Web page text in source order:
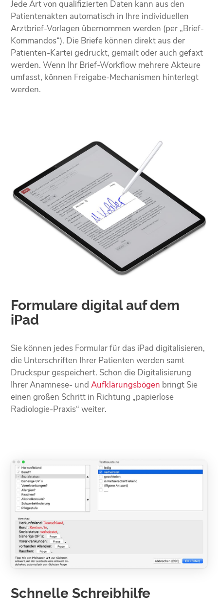
Jede Art von qualifizierten Daten kann aus den
Patienten­akten automatisch in Ihre individuellen
Arztbrief-Vorlagen übernommen werden (per „Brief-
Kommandos“). Die Briefe können direkt aus der
Patienten-Kartei gedruckt, gemailt oder auch gefaxt
werden. Wenn Ihr Brief-Workflow mehrere Akteure
umfasst, können Freigabe-Mechanismen hinterlegt
werden.
Formulare digital auf dem
iPad
Sie können jedes Formular für das iPad digitalisieren,
die Unterschriften Ihrer Patienten werden samt
Druckspur gespeichert. Schon die Digitalisierung
Ihrer Anamnese- undAufklärungs­bögen bringt Sie
einen großen Schritt in Richtung „papierlose
Radiologie-Praxis“ weiter.
Schnelle Schreibhilfe